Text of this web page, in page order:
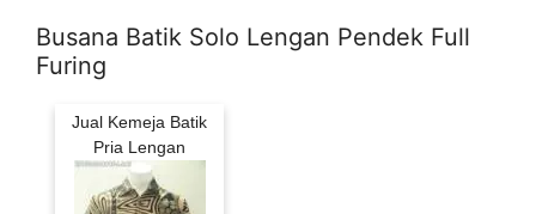
Busana Batik Solo Lengan Pendek Full
Furing
Jual Kemeja Batik
Pria Lengan